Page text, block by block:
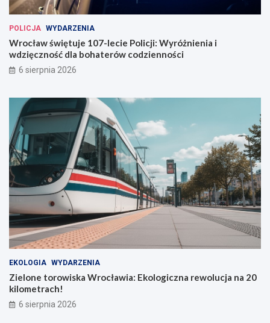
ł
w
i
u
POLICJA WYDARZENIA
Wrocław świętuje 107-lecie Policji: Wyróżnienia i
wdzięczność dla bohaterów codzienności
6 sierpnia 2026
EKOLOGIA WYDARZENIA
Zielone torowiska Wrocławia: Ekologiczna rewolucja na 20
kilometrach!
6 sierpnia 2026